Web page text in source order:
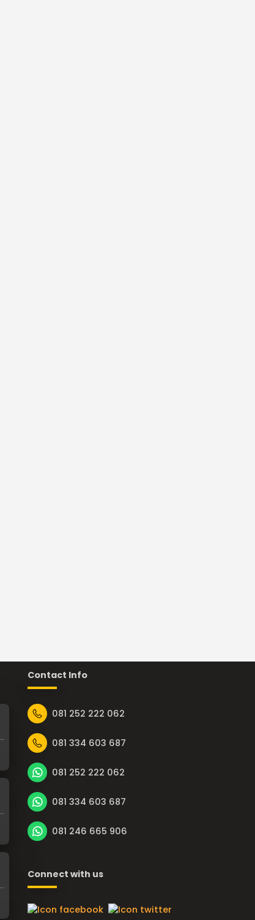
Contact Info
081 252 222 062
081 334 603 687
081 252 222 062
081 334 603 687
081 246 665 906
Connect with us